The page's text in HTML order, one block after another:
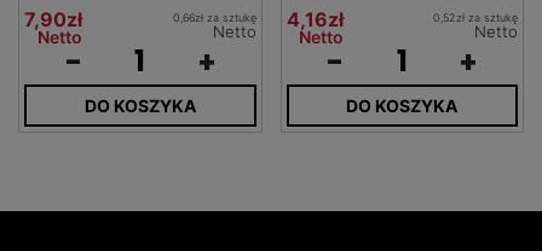
7,90zł
Netto
0,66zł za sztukę
Netto
- +
DO KOSZYKA
4,16zł
Netto
0,52zł za sztukę
Netto
- +
DO KOSZYKA